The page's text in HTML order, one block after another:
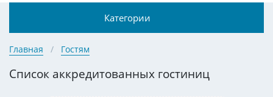
Категории
Главная Гостям
Список аккредитованных гостиниц